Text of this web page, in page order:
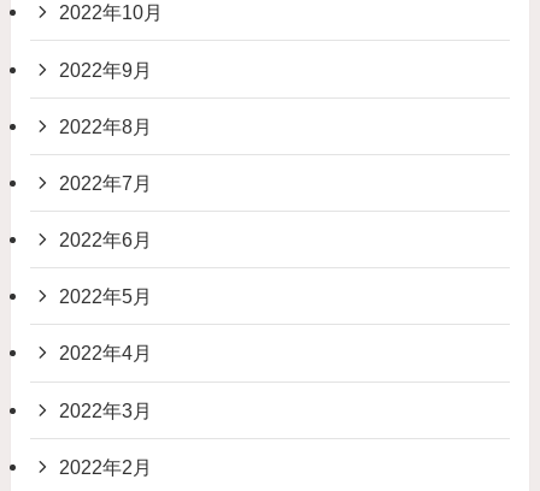
2022年10月
2022年9月
2022年8月
2022年7月
2022年6月
2022年5月
2022年4月
2022年3月
2022年2月